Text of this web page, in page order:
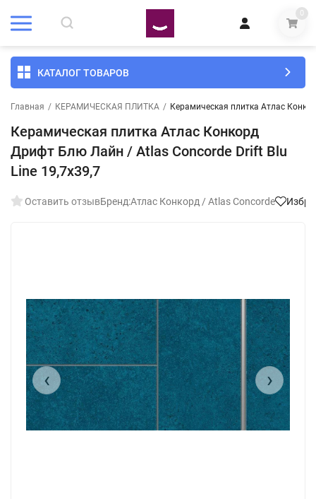
0
КАТАЛОГ ТОВАРОВ
Главная / КЕРАМИЧЕСКАЯ ПЛИТКА / Керамическая плитка Атлас
Керамическая плитка Атлас Конкорд
Дрифт Блю Лайн / Atlas Concorde Drift Blu
Line 19,7x39,7
Оставить отзывБренд:Атлас Конкорд / Atlas Concorde
‹ ›